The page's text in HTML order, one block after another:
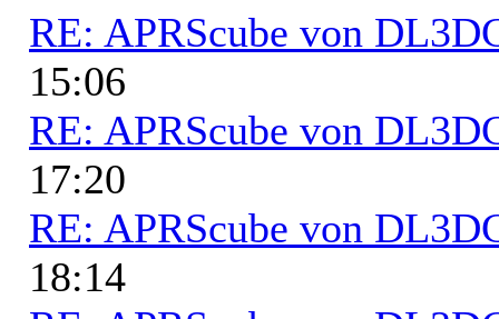
RE: APRScube von
15:06
RE: APRScube von
17:20
RE: APRScube von
18:14